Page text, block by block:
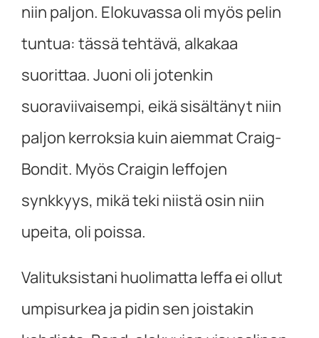
niin paljon. Elokuvassa oli myös pelin
tuntua: tässä tehtävä, alkakaa
suorittaa. Juoni oli jotenkin
suoraviivaisempi, eikä sisältänyt niin
paljon kerroksia kuin aiemmat Craig-
Bondit. Myös Craigin leffojen
synkkyys, mikä teki niistä osin niin
upeita, oli poissa.
Valituksistani huolimatta leffa ei ollut
umpisurkea ja pidin sen joistakin